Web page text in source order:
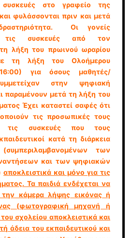
συσκευές στο γραφείο της
φυλάσσονται πριν και μετά
Οι γονείς
τις συσκευές από τον
λήξη του πρωινού ωραρίου
τη λήξη του Ολοήμερου
για όσους μαθητές/
στην ψηφιακή
παραμένουν μετά τη λήξη του
Έχει καταστεί σαφές ότι
τις προσωπικές τους
τις συσκευές που τους
κατά τη διάρκεια
των
και των ψηφιακών
αποκλειστικά και μόνο για τις
Τα παιδιά ενδέχεται να
την κάμερα λήψης εικόνας ή
(φωτογραφική μηχανή ή
σχολείου αποκλειστικά και
άδεια του εκπαιδευτικού και